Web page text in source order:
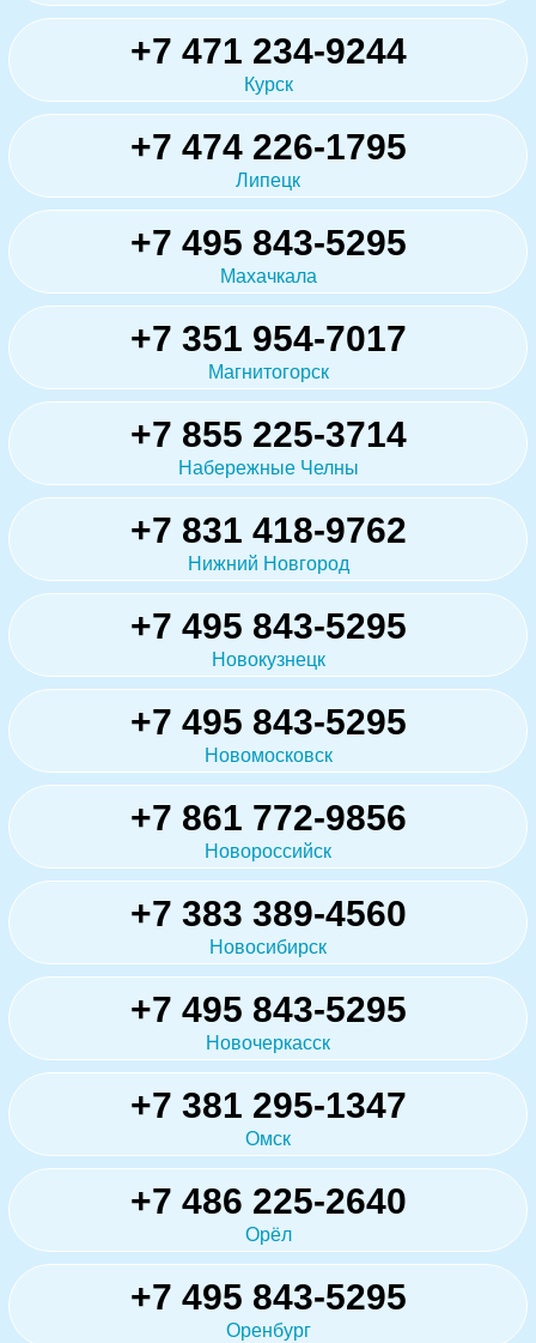
+7 471 234-9244
Курск
+7 474 226-1795
Липецк
+7 495 843-5295
Махачкала
+7 351 954-7017
Магнитогорск
+7 855 225-3714
Набережные Челны
+7 831 418-9762
Нижний Новгород
+7 495 843-5295
Новокузнецк
+7 495 843-5295
Новомосковск
+7 861 772-9856
Новороссийск
+7 383 389-4560
Новосибирск
+7 495 843-5295
Новочеркасск
+7 381 295-1347
Омск
+7 486 225-2640
Орёл
+7 495 843-5295
Оренбург